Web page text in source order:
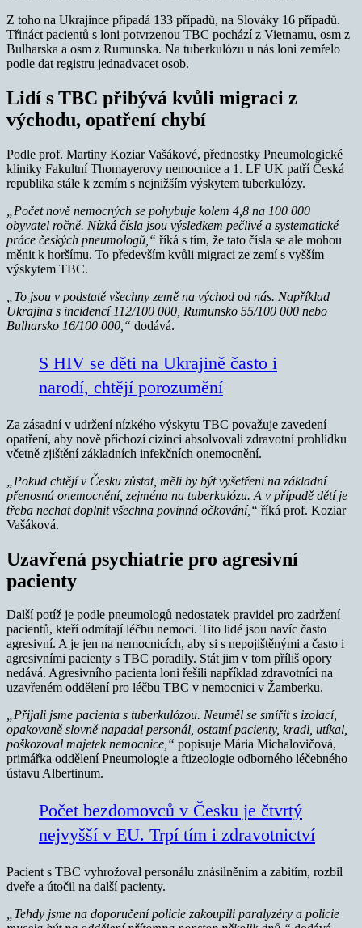
Z toho na Ukrajince připadá 133 případů, na Slováky 16 případů.
Třináct pacientů s loni potvrzenou TBC pochází z Vietnamu, osm z
Bulharska a osm z Rumunska. Na tuberkulózu u nás loni zemřelo
podle dat registru jednadvacet osob.
Lidí s TBC přibývá kvůli migraci z
východu, opatření chybí
Podle prof. Martiny Koziar Vašákové, přednostky Pneumologické
kliniky Fakultní Thomayerovy nemocnice a 1. LF UK patří Česká
republika stále k zemím s nejnižším výskytem tuberkulózy.
„Počet nově nemocných se pohybuje kolem 4,8 na 100 000
obyvatel ročně. Nízká čísla jsou výsledkem pečlivé a systematické
práce českých pneumologů,“ říká s tím, že tato čísla se ale mohou
měnit k horšímu. To především kvůli migraci ze zemí s vyšším
výskytem TBC.
„To jsou v podstatě všechny země na východ od nás. Například
Ukrajina s incidencí 112/100 000, Rumunsko 55/100 000 nebo
Bulharsko 16/100 000,“ dodává.
S HIV se děti na Ukrajině často i
narodí, chtějí porozumění
Za zásadní v udržení nízkého výskytu TBC považuje zavedení
opatření, aby nově příchozí cizinci absolvovali zdravotní prohlídku
včetně zjištění základních infekčních onemocnění.
„Pokud chtějí v Česku zůstat, měli by být vyšetřeni na základní
přenosná onemocnění, zejména na tuberkulózu. A v případě dětí je
třeba nechat doplnit všechna povinná očkování,“ říká prof. Koziar
Vašáková.
Uzavřená psychiatrie pro agresivní
pacienty
Další potíž je podle pneumologů nedostatek pravidel pro zadržení
pacientů, kteří odmítají léčbu nemoci. Tito lidé jsou navíc často
agresivní. A je jen na nemocnicích, aby si s nepojištěnými a často i
agresivními pacienty s TBC poradily. Stát jim v tom příliš opory
nedává. Agresivního pacienta loni řešili například zdravotníci na
uzavřeném oddělení pro léčbu TBC v nemocnici v Žamberku.
„Přijali jsme pacienta s tuberkulózou. Neuměl se smířit s izolací,
opakovaně slovně napadal personál, ostatní pacienty, kradl, utíkal,
poškozoval majetek nemocnice,“ popisuje Mária Michalovičová,
primářka oddělení Pneumologie a ftizeologie odborného léčebného
ústavu Albertinum.
Počet bezdomovců v Česku je čtvrtý
nejvyšší v EU. Trpí tím i zdravotnictví
Pacient s TBC vyhrožoval personálu znásilněním a zabitím, rozbil
dveře a útočil na další pacienty.
„Tehdy jsme na doporučení policie zakoupili paralyzéry a policie